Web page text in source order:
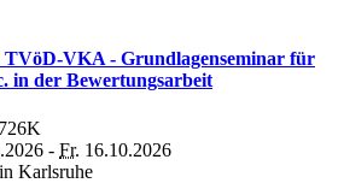
TVöD-VKA - Grundlagenseminar für
in der Bewertungsarbeit
- Fr. 16.10.2026
Karlsruhe